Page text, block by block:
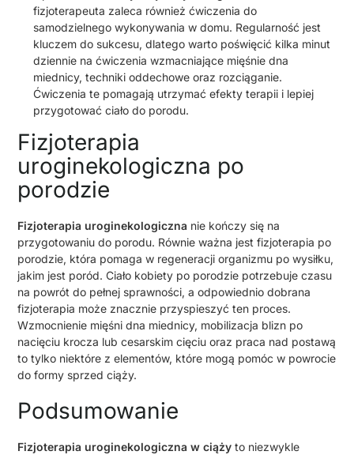
fizjoterapeuta zaleca również ćwiczenia do
samodzielnego wykonywania w domu. Regularność jest
kluczem do sukcesu, dlatego warto poświęcić kilka minut
dziennie na ćwiczenia wzmacniające mięśnie dna
miednicy, techniki oddechowe oraz rozciąganie.
Ćwiczenia te pomagają utrzymać efekty terapii i lepiej
przygotować ciało do porodu.
Fizjoterapia
uroginekologiczna po
porodzie
Fizjoterapia uroginekologiczna nie kończy się na
przygotowaniu do porodu. Równie ważna jest fizjoterapia po
porodzie, która pomaga w regeneracji organizmu po wysiłku,
jakim jest poród. Ciało kobiety po porodzie potrzebuje czasu
na powrót do pełnej sprawności, a odpowiednio dobrana
fizjoterapia może znacznie przyspieszyć ten proces.
Wzmocnienie mięśni dna miednicy, mobilizacja blizn po
nacięciu krocza lub cesarskim cięciu oraz praca nad postawą
to tylko niektóre z elementów, które mogą pomóc w powrocie
do formy sprzed ciąży.
Podsumowanie
Fizjoterapia uroginekologiczna w ciąży to niezwykle